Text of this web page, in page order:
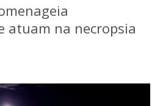
atuam na necropsia